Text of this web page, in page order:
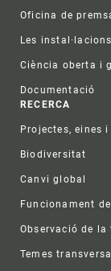
Oficina de
Les instal·lacions
Ciència oberta i
Documentació
RECERCA
Projectes, eines
Biodiversitat
Canvi global
Funcionament
Observació de la
Temes